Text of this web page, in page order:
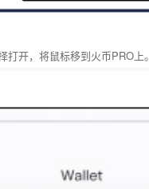
开，将鼠标移到火币PRO上。